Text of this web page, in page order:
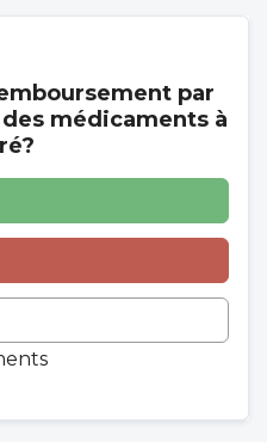
par
médicaments à